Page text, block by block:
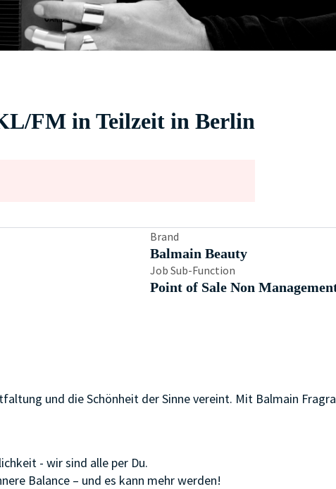
FM in Teilzeit in Berlin
Brand
Balmain Beauty
Job Sub-Function
Point of Sale Non
und die Schönheit der Sinne vereint. Mit Balmain
- wir sind alle per Du.
Balance – und es kann mehr werden!